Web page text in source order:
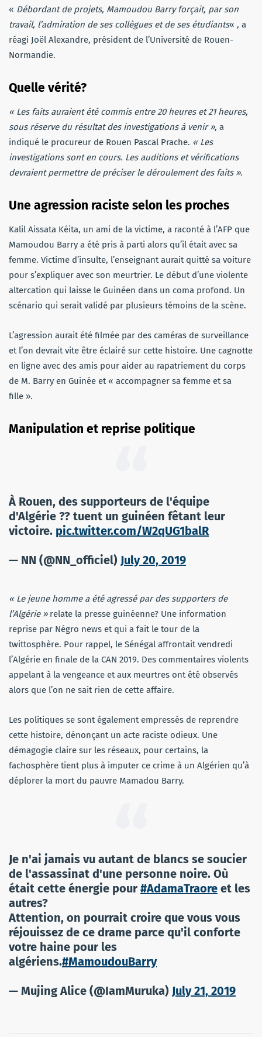
« Débordant de projets, Mamoudou Barry forçait, par son
travail, l’admiration de ses collègues et de ses étudiants« , a
réagi Joël Alexandre, président de l’Université de Rouen-
Normandie.
Quelle vérité?
« Les faits auraient été commis entre 20 heures et 21 heures,
sous réserve du résultat des investigations à venir », a
indiqué le procureur de Rouen Pascal Prache. « Les
investigations sont en cours. Les auditions et vérifications
devraient permettre de préciser le déroulement des faits ».
Une agression raciste selon les proches
Kalil Aissata Kéita, un ami de la victime, a raconté à l’AFP que
Mamoudou Barry a été pris à parti alors qu’il était avec sa
femme. Victime d’insulte, l’enseignant aurait quitté sa voiture
pour s’expliquer avec son meurtrier. Le début d’une violente
altercation qui laisse le Guinéen dans un coma profond. Un
scénario qui serait validé par plusieurs témoins de la scène.
L’agression aurait été filmée par des caméras de surveillance
et l’on devrait vite être éclairé sur cette histoire. Une cagnotte
en ligne avec des amis pour aider au rapatriement du corps
de M. Barry en Guinée et « accompagner sa femme et sa
fille ».
Manipulation et reprise politique
À Rouen, des supporteurs de l'équipe
d'Algérie ?? tuent un guinéen fêtant leur
victoire. pic.twitter.com/W2qUG1balR
— NN (@NN_officiel) July 20, 2019
« Le jeune homme a été agressé par des supporters de
l’Algérie »relate la presse guinéenne? Une information
reprise par Négro news et qui a fait le tour de la
twittosphère. Pour rappel, le Sénégal affrontait vendredi
l’Algérie en finale de la CAN 2019. Des commentaires violents
appelant à la vengeance et aux meurtres ont été observés
alors que l’on ne sait rien de cette affaire.
Les politiques se sont également empressés de reprendre
cette histoire, dénonçant un acte raciste odieux. Une
démagogie claire sur les réseaux, pour certains, la
fachosphère tient plus à imputer ce crime à un Algérien qu’à
déplorer la mort du pauvre Mamadou Barry.
Je n'ai jamais vu autant de blancs se soucier
de l'assassinat d'une personne noire. Où
était cette énergie pour #AdamaTraore et les
autres?
Attention, on pourrait croire que vous vous
réjouissez de ce drame parce qu'il conforte
votre haine pour les
algériens.#MamoudouBarry
— Mujing Alice (@IamMuruka) July 21, 2019